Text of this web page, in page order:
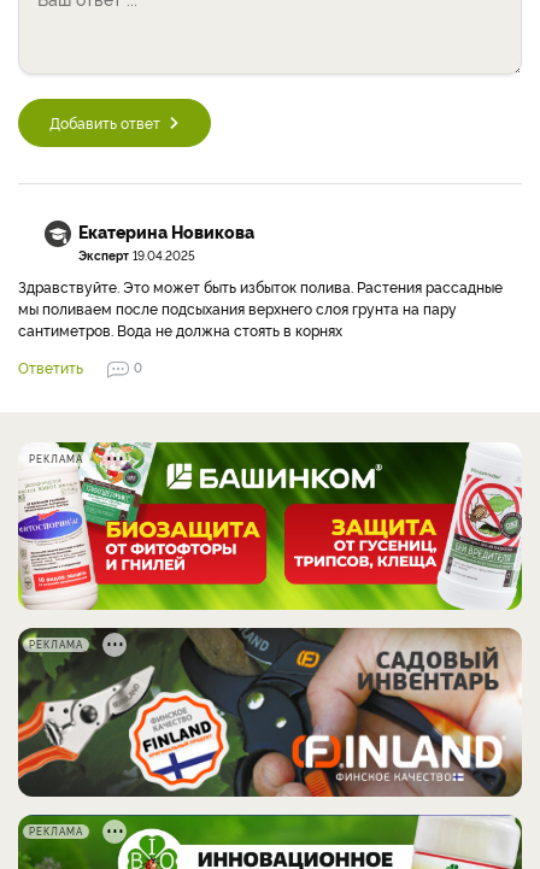
Добавить ответ
Екатерина Новикова
Эксперт 19.04.2025
Здравствуйте. Это может быть избыток полива. Растения рассадные
мы поливаем после подсыхания верхнего слоя грунта на пару
сантиметров. Вода не должна стоять в корнях
Ответить
0
РЕКЛАМА
РЕКЛАМА
РЕКЛАМА